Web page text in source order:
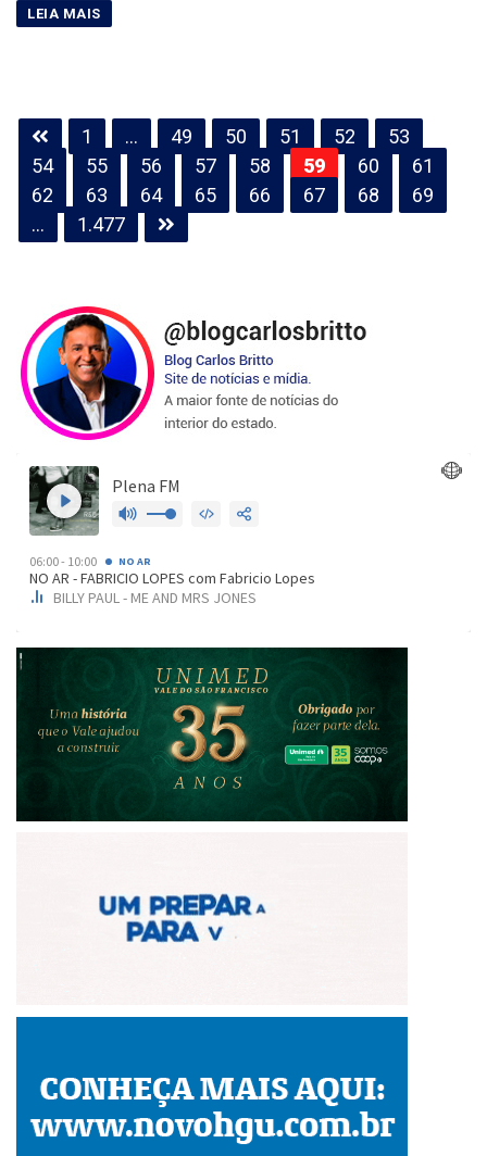
Paginação
de
posts
1 … 49 50 51 52
53
54
55 56 57 58 59 60
61
62
63 64 65 66 67 68
69
…
1.477